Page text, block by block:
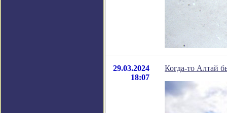
29.03.2024
18:07
Когда-то Алтай